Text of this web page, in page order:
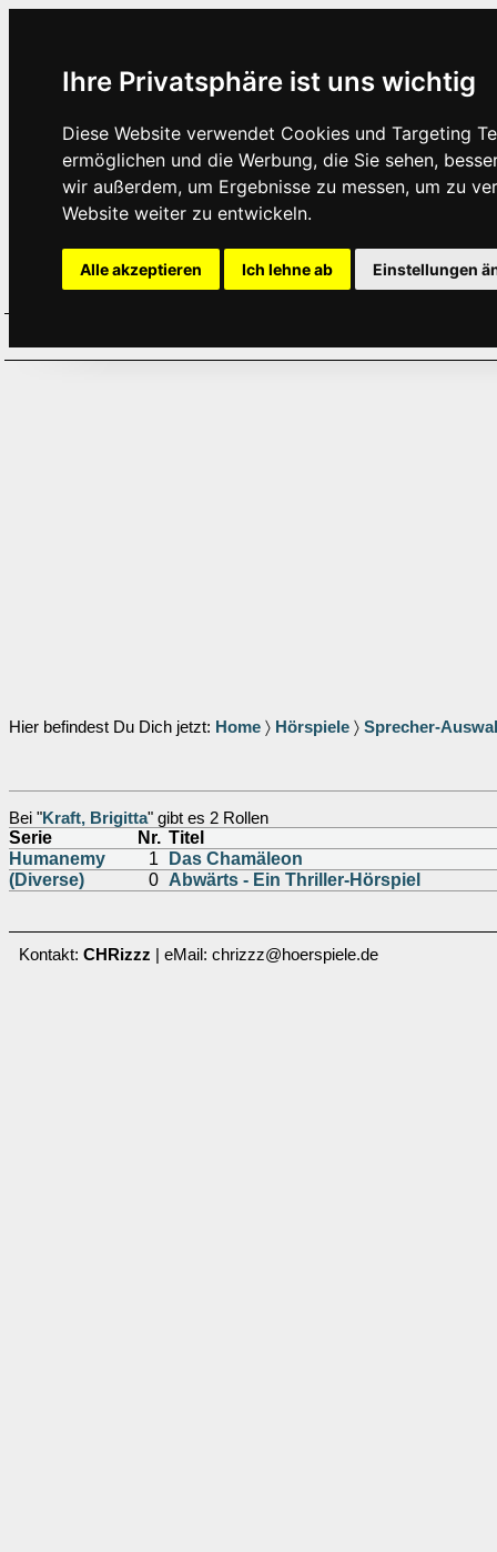
Ihre Privatsphäre ist uns wichtig
Diese Website verwendet Cookies und Targeting
ermöglichen und die Werbung, die Sie sehen,
wir außerdem, um Ergebnisse zu messen, um zu
Website weiter zu entwickeln.
Alle akzeptieren Ich lehne ab Einstellungen
Hier befindest Du Dich jetzt: Home 〉 Hörspiele 〉 Sprecher-
Bei "Kraft, Brigitta" gibt es 2 Rollen
Serie Nr. Titel
Humanemy
1
Das Chamäleon
(Diverse)
0 Abwärts - Ein Thriller-Hörspiel
Kontakt: CHRizzz | eMail: chrizzz@hoerspiele.de